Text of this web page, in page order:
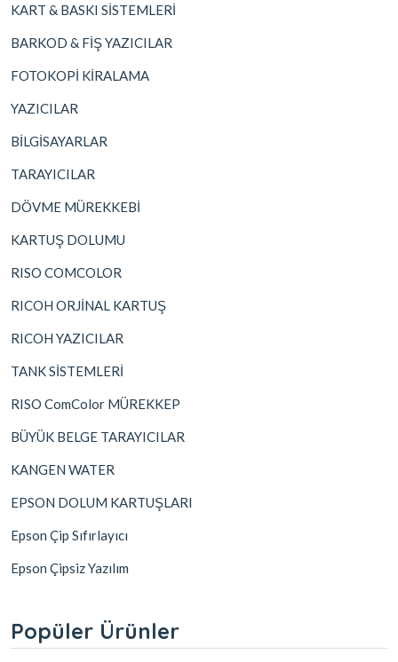
KART & BASKI SİSTEMLERİ
BARKOD & FİŞ YAZICILAR
FOTOKOPİ KİRALAMA
YAZICILAR
BİLGİSAYARLAR
TARAYICILAR
DÖVME MÜREKKEBİ
KARTUŞ DOLUMU
RISO COMCOLOR
RICOH ORJİNAL KARTUŞ
RICOH YAZICILAR
TANK SİSTEMLERİ
RISO ComColor MÜREKKEP
BÜYÜK BELGE TARAYICILAR
KANGEN WATER
EPSON DOLUM KARTUŞLARI
Epson Çip Sıfırlayıcı
Epson Çipsiz Yazılım
Popüler Ürünler